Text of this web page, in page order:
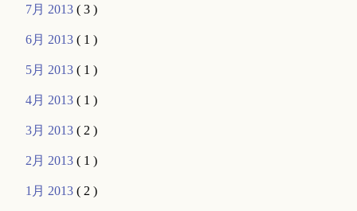
7月 2013( 3 )
6月 2013( 1 )
5月 2013( 1 )
4月 2013( 1 )
3月 2013( 2 )
2月 2013( 1 )
1月 2013( 2 )